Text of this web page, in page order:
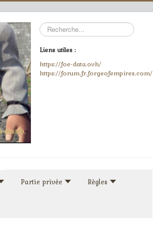
Rechercher
Liens utiles :
https://foe-data.ovh/
https://forum.fr.forgeofempires.com/
Partie privée Règles